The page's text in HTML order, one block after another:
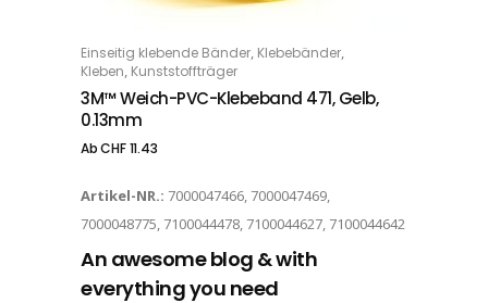
OPTIONS
Einseitig klebende Bänder, Klebebänder,
Kleben, Kunststoffträger
3M™ Weich-PVC-Klebeband 471, Gelb,
0.13mm
AbCHF11.43
Artikel-NR.: 7000047466, 7000047469,
7000048775, 7100044478, 7100044627, 7100044642
An awesome blog & with
everything you need